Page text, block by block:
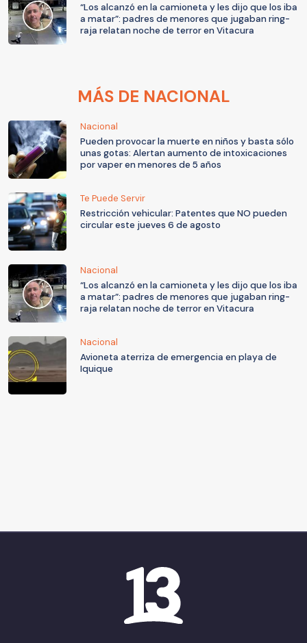
“Los alcanzó en la camioneta y les dijo que los iba
a matar”: padres de menores que jugaban ring-
raja relatan noche de terror en Vitacura
MÁS DE NACIONAL
Nacional
Pueden provocar la muerte en niños y basta sólo
unas gotas: Alertan aumento de intoxicaciones
por vaper en menores de 5 años
Te Puede Servir
Restricción vehicular: Patentes que NO pueden
circular este jueves 6 de agosto
Nacional
“Los alcanzó en la camioneta y les dijo que los iba
a matar”: padres de menores que jugaban ring-
raja relatan noche de terror en Vitacura
Nacional
Avioneta aterriza de emergencia en playa de
Iquique